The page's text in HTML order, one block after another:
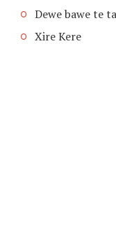
Dewe bawe te
Xire Kere